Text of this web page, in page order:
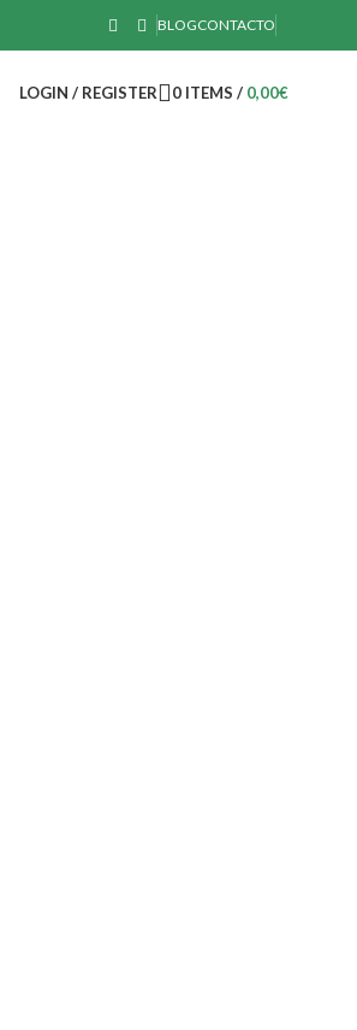
BLOGCONTACTO
LOGIN / REGISTER 0 ITEMS / 0,00€